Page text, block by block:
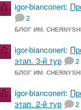
igor-bianconeri:
2
БЛОГ ИМ.
igor-bianconeri:
этап. 3-й тур
2
БЛОГ ИМ.
igor-bianconeri:
этап. 2-й тур
2